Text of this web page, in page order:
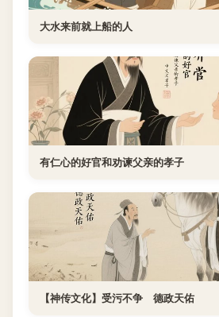
大水来前就上船的人
有仁心的好官和劝谏父亲的孝子
【神传文化】受污不争 德政天佑